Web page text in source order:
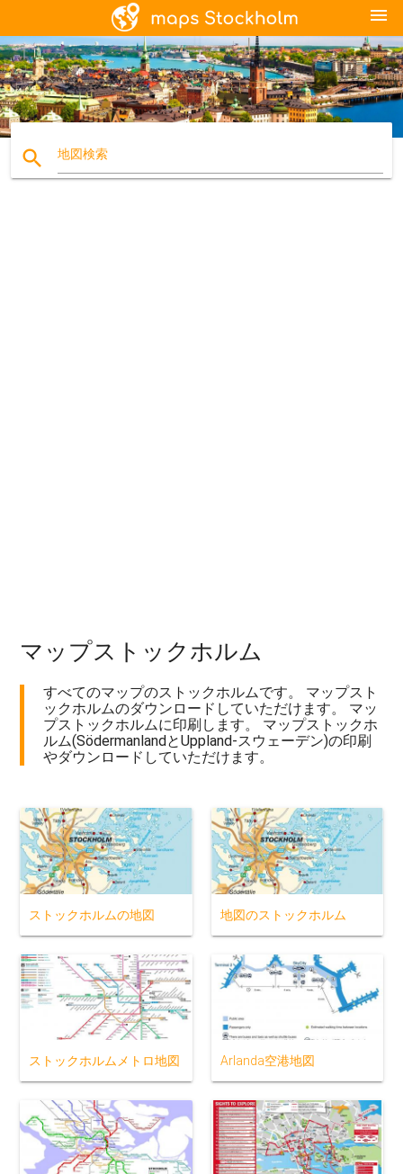
menu
search 地図検索
マップストックホルム
すべてのマップのストックホルムです。 マップスト
ックホルムのダウンロードしていただけます。 マッ
プストックホルムに印刷します。 マップストックホ
ルム(SödermanlandとUppland-スウェーデン)の印刷
やダウンロードしていただけます。
ストックホルムの地図 地図のストックホルム
ストックホルムメトロ地図 Arlanda空港地図